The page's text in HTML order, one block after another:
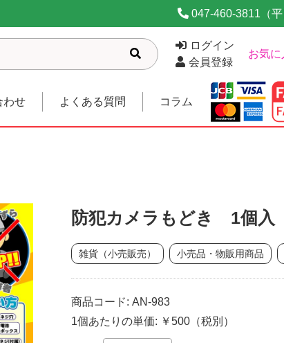
047-460-3811（平
ログイン
会員登録
お気に
わせ よくある質問 コラム
防犯カメラもどき 1個入
雑貨（小売販売） 小売品・物販用商品
商品コード: AN-983
1個あたりの単価: ￥500（税別）